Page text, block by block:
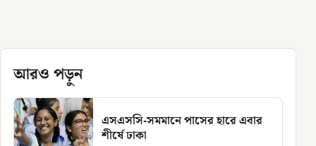
আরও পড়ুন
এসএসসি-সমমানে পাসের হারে এবার
শীর্ষে ঢাকা